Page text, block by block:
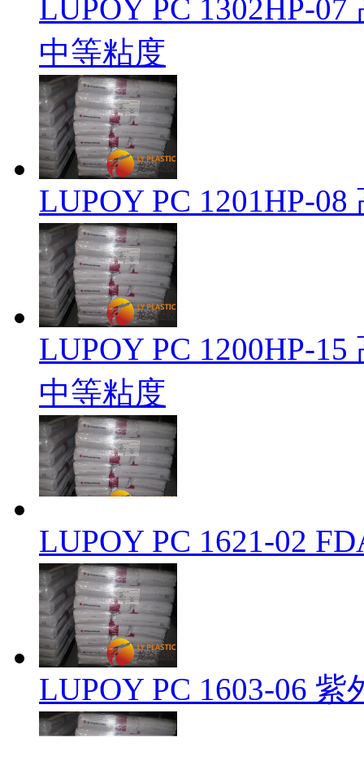
LUPOY PC 1302HP-
中等粘度
LUPOY PC 1201HP-
LUPOY PC 1200HP-
中等粘度
LUPOY PC 1621-02
LUPOY PC 1603-06